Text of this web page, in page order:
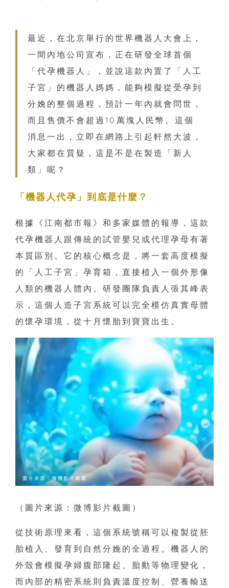
最近，在北京舉行的世界機器人大會上，
一間內地公司宣布，正在研發全球首個
「代孕機器人」，並說這款內置了「人工
子宮」的機器人媽媽，能夠模擬從受孕到
分娩的整個過程，預計一年內就會問世，
而且售價不會超過10萬塊人民幣。這個
消息一出，立即在網路上引起軒然大波，
大家都在質疑，這是不是在製造「新人
類」呢？
「機器人代孕」到底是什麼？
根據《江南都市報》和多家媒體的報導，這款
代孕機器人跟傳統的試管嬰兒或代理孕母有著
本質區別。它的核心概念是，將一套高度模擬
的「人工子宮」孕育箱，直接植入一個外形像
人類的機器人體內。研發團隊負責人張其峰表
示，這個人造子宮系統可以完全模仿真實母體
的懷孕環境，從十月懷胎到寶寶出生。
（圖片來源：微博影片截圖）
從技術原理來看，這個系統號稱可以複製從胚
胎植入、發育到自然分娩的全過程。機器人的
外殼會模擬孕婦腹部隆起、胎動等物理變化，
而內部的精密系統則負責溫度控制、營養輸送